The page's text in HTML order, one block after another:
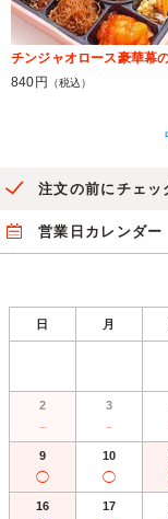
チンジャオロース豪華幕
840円
（税込）
注文の前にチェッ
営業日カレンダー
日 月
2
－
3
－
9
◯
10
◯
16 17